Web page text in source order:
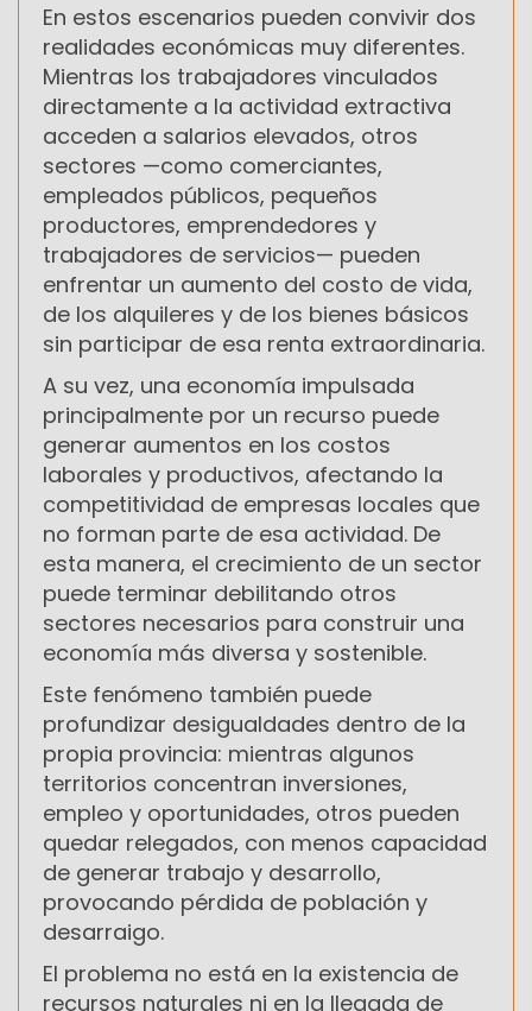
En estos escenarios pueden convivir dos
realidades económicas muy diferentes.
Mientras los trabajadores vinculados
directamente a la actividad extractiva
acceden a salarios elevados, otros
sectores —como comerciantes,
empleados públicos, pequeños
productores, emprendedores y
trabajadores de servicios— pueden
enfrentar un aumento del costo de vida,
de los alquileres y de los bienes básicos
sin participar de esa renta extraordinaria.
A su vez, una economía impulsada
principalmente por un recurso puede
generar aumentos en los costos
laborales y productivos, afectando la
competitividad de empresas locales que
no forman parte de esa actividad. De
esta manera, el crecimiento de un sector
puede terminar debilitando otros
sectores necesarios para construir una
economía más diversa y sostenible.
Este fenómeno también puede
profundizar desigualdades dentro de la
propia provincia: mientras algunos
territorios concentran inversiones,
empleo y oportunidades, otros pueden
quedar relegados, con menos capacidad
de generar trabajo y desarrollo,
provocando pérdida de población y
desarraigo.
El problema no está en la existencia de
recursos naturales ni en la llegada de